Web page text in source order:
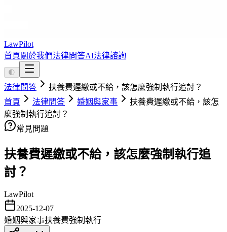
LawPilot
首頁 關於我們法律問答AI法律諮詢
🌓
法律問答
扶養費遲繳或不給，該怎麼強制執行追討？
首頁
法律問答 婚姻與家事
扶養費遲繳或不給，該怎
麼強制執行追討？
常見問題
扶養費遲繳或不給，該怎麼強制執行追
討？
LawPilot
2025-12-07
婚姻與家事扶養費強制執行